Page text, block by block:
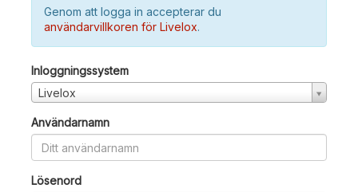
Genom att logga in accepterar du
användarvillkoren för Livelox.
Inloggningssystem
Livelox
Användarnamn
Lösenord